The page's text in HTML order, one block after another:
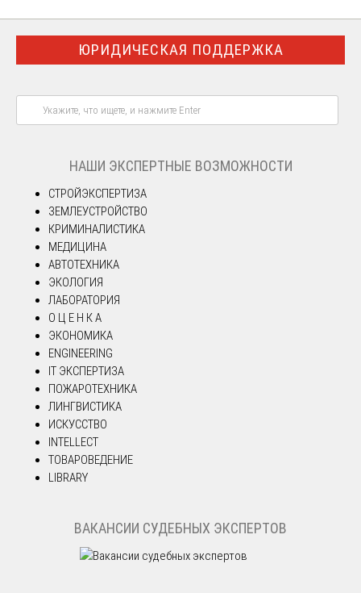
ЮРИДИЧЕСКАЯ ПОДДЕРЖКА
НАШИ ЭКСПЕРТНЫЕ ВОЗМОЖНОСТИ
СТРОЙЭКСПЕРТИЗА
ЗЕМЛЕУСТРОЙСТВО
КРИМИНАЛИСТИКА
МЕДИЦИНА
АВТОТЕХНИКА
ЭКОЛОГИЯ
ЛАБОРАТОРИЯ
О Ц Е Н К А
ЭКОНОМИКА
ENGINEERING
IT ЭКСПЕРТИЗА
ПОЖАРОТЕХНИКА
ЛИНГВИСТИКА
ИСКУССТВО
INTELLECT
ТОВАРОВЕДЕНИЕ
LIBRARY
ВАКАНСИИ СУДЕБНЫХ ЭКСПЕРТОВ